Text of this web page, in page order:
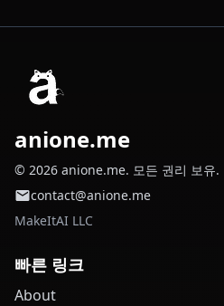
anione.me
© 2026 anione.me. 모든 권리 보유.
contact@anione.me
MakeItAI LLC
빠른 링크
About